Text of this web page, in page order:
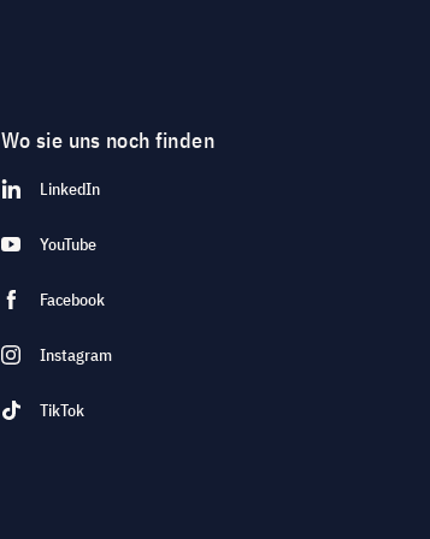
Wo sie uns noch finden
LinkedIn
YouTube
Facebook
Instagram
TikTok